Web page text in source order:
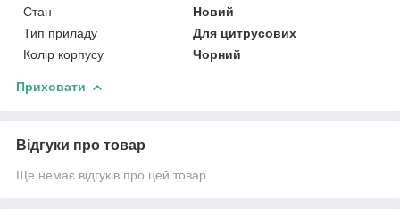
Стан
Новий
Тип приладу
Для цитрусових
Колір корпусу
Чорний
Приховати
Відгуки про товар
Ще немає відгуків про цей товар